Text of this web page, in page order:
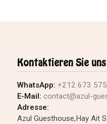
Kontaktieren Sie uns
WhatsApp: +212 673
E-Mail: contact@azul-
Adresse:
Azul Guesthouse,Hay Ait